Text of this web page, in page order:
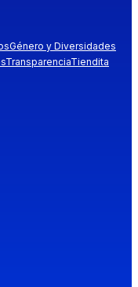
Género y Diversidades
TransparenciaTiendita